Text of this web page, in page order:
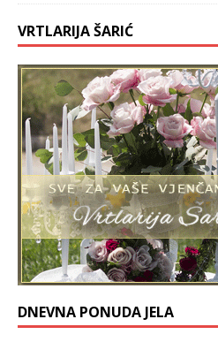
VRTLARIJA ŠARIĆ
DNEVNA PONUDA JELA